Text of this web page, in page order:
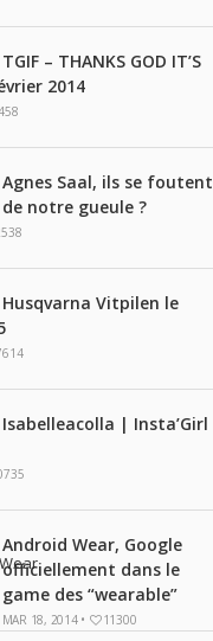
TGIF – THANKS GOD IT’S
2014
Agnes Saal, ils se foutent
de notre gueule ?
Husqvarna Vitpilen le
Isabelleacolla | Insta’Girl
Android Wear, Google
officiellement dans le
game des “wearable”
MAR 18, 2014 • 11300